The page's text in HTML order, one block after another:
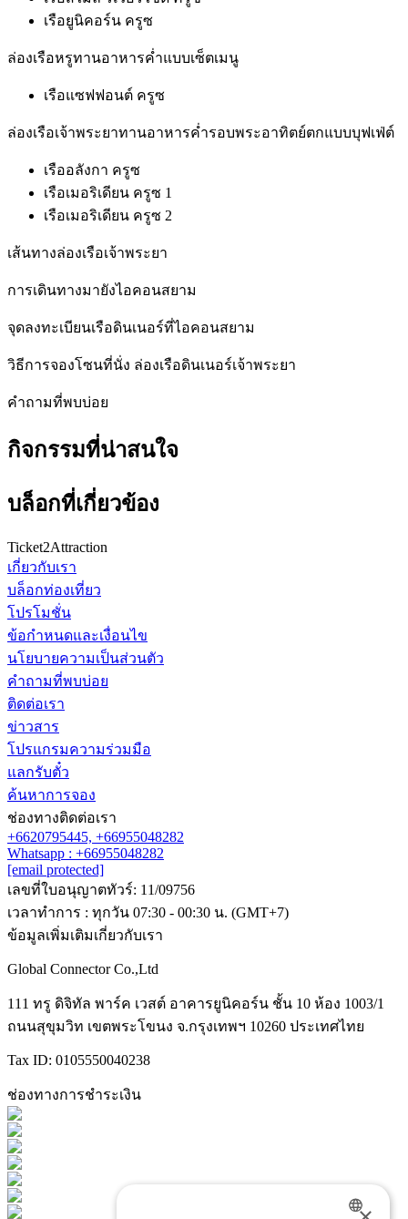
เรือยูนิคอร์น ครูซ
ล่องเรือหรูทานอาหารค่ำแบบเซ็ตเมนู
เรือแซฟฟอนต์ ครูซ
ล่องเรือเจ้าพระยาทานอาหารค่ำรอบพระอาทิตย์ตกแบบบุฟเฟ่ต์
เรืออลังกา ครูซ
เรือเมอริเดียน ครูซ 1
เรือเมอริเดียน ครูซ 2
เส้นทางล่องเรือเจ้าพระยา
การเดินทางมายังไอคอนสยาม
จุดลงทะเบียนเรือดินเนอร์ที่ไอคอนสยาม
วิธีการจองโซนที่นั่ง ล่องเรือดินเนอร์เจ้าพระยา
คำถามที่พบบ่อย
กิจกรรมที่น่าสนใจ
บล็อกที่เกี่ยวข้อง
Ticket2Attraction
เกี่ยวกับเรา
บล็อกท่องเที่ยว
โปรโมชั่น
ข้อกำหนดและเงื่อนไข
นโยบายความเป็นส่วนตัว
คำถามที่พบบ่อย
ติดต่อเรา
ข่าวสาร
โปรแกรมความร่วมมือ
แลกรับตั๋ว
ค้นหาการจอง
ช่องทางติดต่อเรา
+6620795445, +66955048282
Whatsapp : +66955048282
[email protected]
เลขที่ใบอนุญาตทัวร์: 11/09756
เวลาทำการ : ทุกวัน 07:30 - 00:30 น. (GMT+7)
ข้อมูลเพิ่มเติมเกี่ยวกับเรา
Global Connector Co.,Ltd
111 ทรู ดิจิทัล พาร์ค เวสต์ อาคารยูนิคอร์น ชั้น 10 ห้อง 1003/1
ถนนสุขุมวิท เขตพระโขนง จ.กรุงเทพฯ 10260 ประเทศไทย
Tax ID: 0105550040238
ช่องทางการชำระเงิน